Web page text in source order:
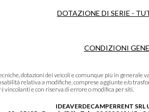
DOTAZIONE DI SERIE -
CONDIZIONI
dotazioni dei veicoli e comunque più in generale
relativa a modifiche, comprese aggiunte e/o
vincolanti e con riserva di errore o modifica per siti.
IDEAVERDECAMPERRENT SRL